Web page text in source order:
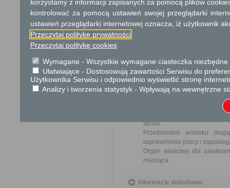
10 zł opłata skarbowa za
17 zł opłata skarbowa za
za pośrednictwem organu,
jego nadania w polskiej
Skargi i wnioski
Przedmiotem skargi może
ich pracowników, naruszenie
spraw.
Przedmiotem wniosku
usprawnienie pracy i
Organ właściwy dla
miesiąca.
Informacje dodatkowe
korzystamy z informacji zapisanych za pomocą plików
kontrolować za pomocą ustawień swojej przeglądarki
ustawień przeglądarki internetowej oznacza, iż użytkownik
Przeczytaj politykę prywatności
Przeczytaj politykę cookies
Wymagane - Wszystkie wymagane ciasteczka
Ułatwiające - Dostosowują zawartości Serwisu do
Użytkownika Serwisu i odpowiednio wyświetlić stronę
Analizy i tworzenia statystyk - Wpływają na wewnętrzne